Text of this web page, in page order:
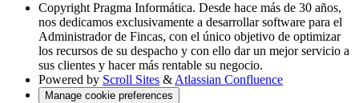
Copyright Pragma Informática. Desde hace más de 30 años,
nos dedicamos exclusivamente a desarrollar software para el
Administrador de Fincas, con el único objetivo de optimizar
los recursos de su despacho y con ello dar un mejor servicio a
sus clientes y hacer más rentable su negocio.
Powered by Scroll Sites & Atlassian Confluence
Manage cookie preferences